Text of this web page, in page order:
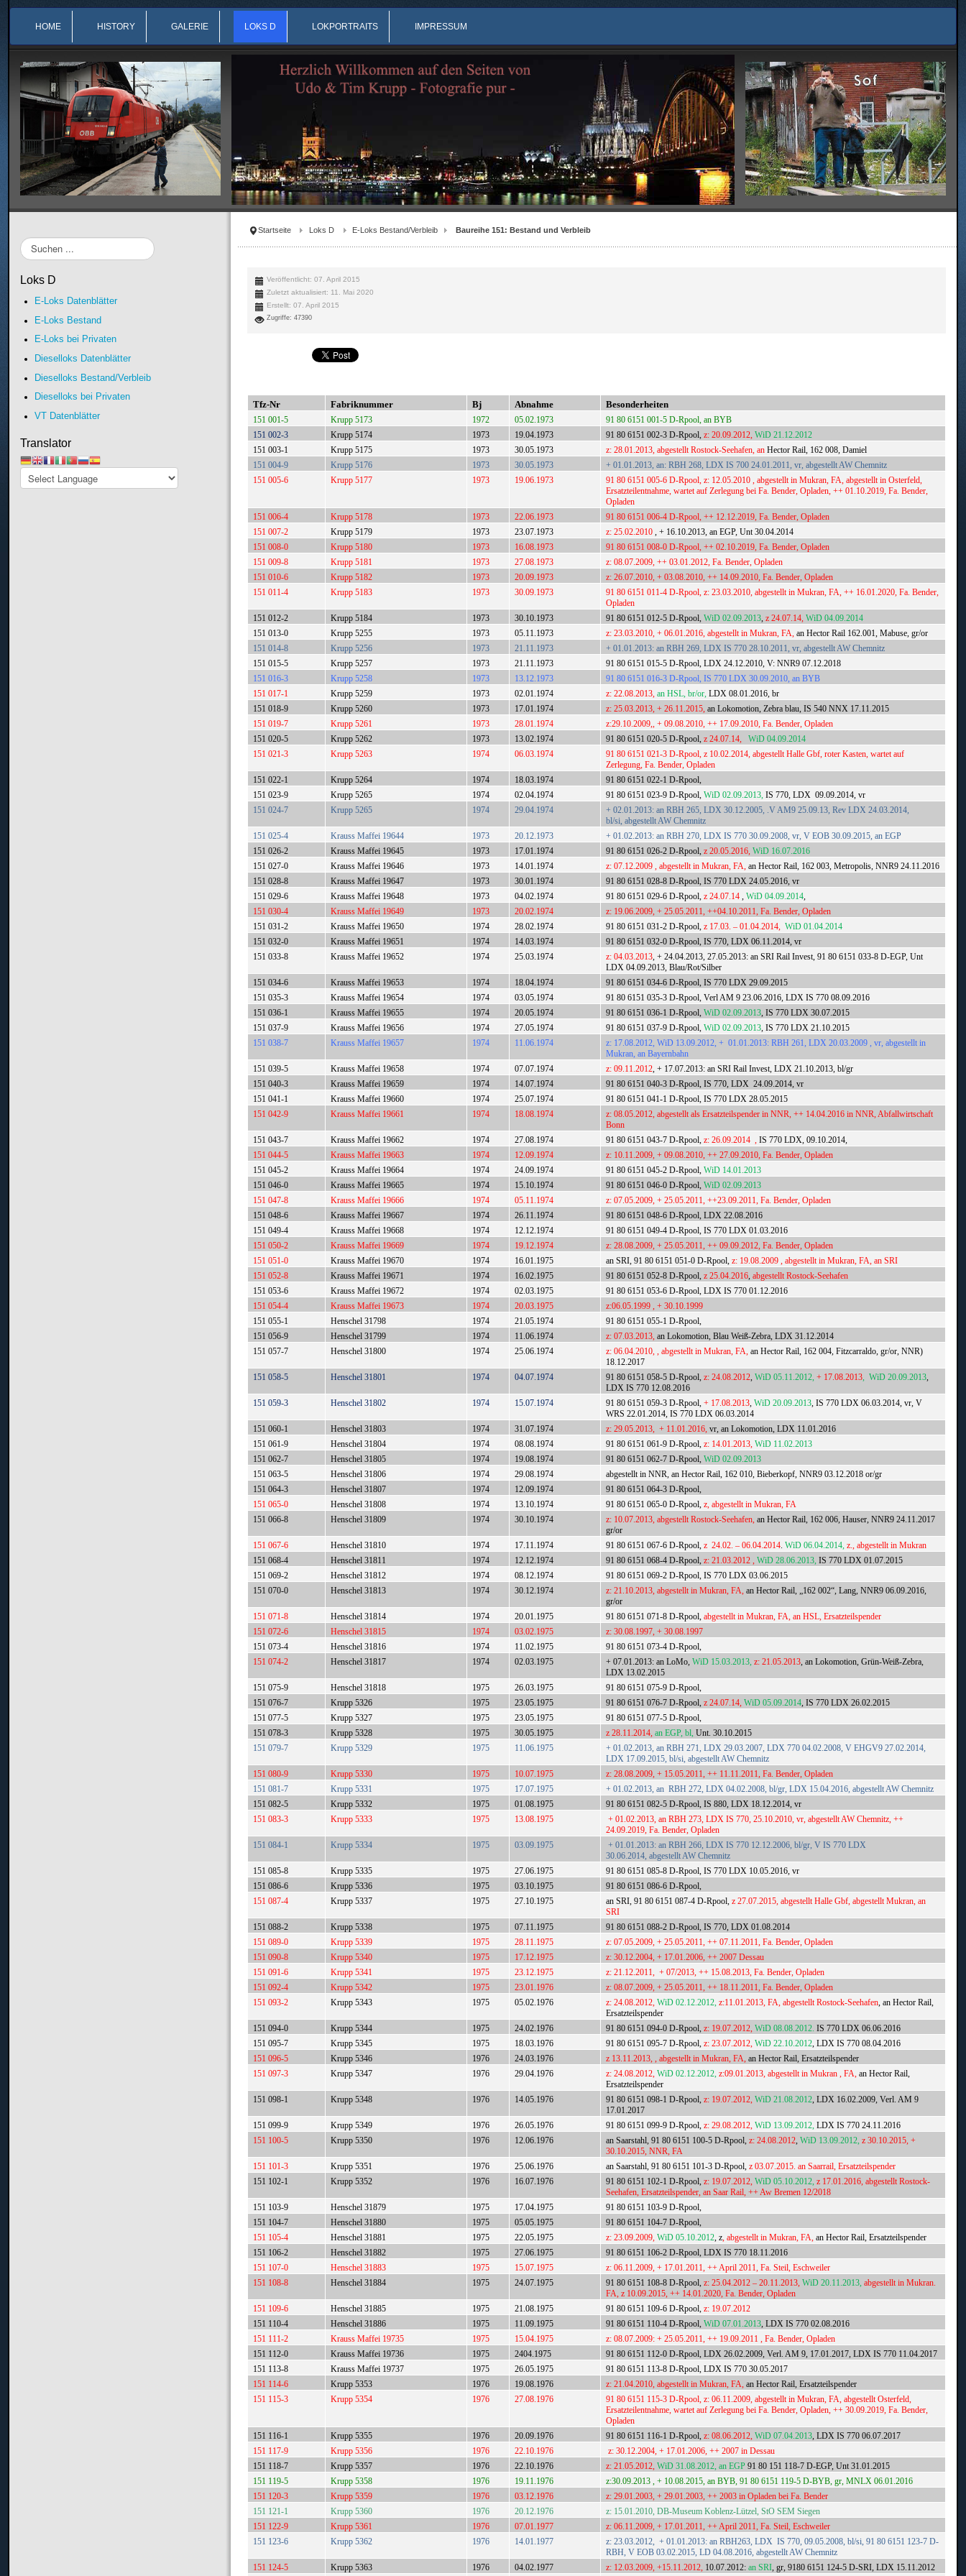
HOME HISTORY GALERIE LOKS D LOKPORTRAITS IMPRESSUM
Startseite Loks D E-Loks Bestand/Verbleib Baureihe 151: Bestand und Verbleib
Veröffentlicht: 07. April 2015
Zuletzt aktualisiert: 11. Mai 2020
Erstellt: 07. April 2015
Zugriffe: 47390
Tfz-Nr Fabriknummer Bj Abnahme Besonderheiten
151 001-5 Krupp 5173 1972 05.02.1973
91 80 6151 001-5 D-Rpool, an BYB
151 002-3
Krupp 5174 1973 19.04.1973 91 80 6151 002-3 D-Rpool, z: 20.09.2012,WiD 21.12.2012
151 003-1
Krupp 5175 1973 30.05.1973 z: 28.01.2013, abgestellt Rostock-Seehafen, anHector Rail, 162 008, Damiel
151 004-9
Krupp 5176 1973 30.05.1973
+ 01.01.2013, an: RBH 268, LDX IS 700 24.01.2011, vr, abgestellt AW Chemnitz
151 005-6
Krupp 5177 1973 19.06.1973
91 80 6151 005-6 D-Rpool, z: 12.05.2010 , abgestellt in Mukran, FA, abgestellt in Osterfeld,
Ersatzteilentnahme, wartet auf Zerlegung bei Fa. Bender, Opladen, ++ 01.10.2019, Fa. Bender,
Opladen
151 006-4
Krupp 5178 1973 22.06.1973
91 80 6151 006-4 D-Rpool, ++ 12.12.2019, Fa. Bender, Opladen
151 007-2
Krupp 5179 1973 23.07.1973 z: 25.02.2010, + 16.10.2013, an EGP, Unt 30.04.2014
151 008-0
Krupp 5180 1973 16.08.1973
91 80 6151 008-0 D-Rpool, ++ 02.10.2019, Fa. Bender, Opladen
151 009-8
Krupp 5181 1973 27.08.1973
z: 08.07.2009, ++ 03.01.2012, Fa. Bender, Opladen
151 010-6
Krupp 5182 1973 20.09.1973
z: 26.07.2010, + 03.08.2010, ++ 14.09.2010, Fa. Bender, Opladen
151 011-4
Krupp 5183 1973 30.09.1973
91 80 6151 011-4 D-Rpool, z: 23.03.2010, abgestellt in Mukran, FA, ++ 16.01.2020, Fa. Bender,
Opladen
151 012-2
Krupp 5184 1973 30.10.1973 91 80 6151 012-5 D-Rpool,WiD 02.09.2013,z 24.07.14,WiD 04.09.2014
151 013-0
Krupp 5255 1973 05.11.1973 z: 23.03.2010, + 06.01.2016, abgestellt in Mukran, FA,an Hector Rail 162.001, Mabuse, gr/or
151 014-8
Krupp 5256 1973 21.11.1973
+ 01.01.2013: an RBH 269, LDX IS 770 28.10.2011, vr, abgestellt AW Chemnitz
151 015-5
Krupp 5257 1973 21.11.1973
91 80 6151 015-5 D-Rpool, LDX 24.12.2010, V: NNR9 07.12.2018
151 016-3
Krupp 5258 1973 13.12.1973
91 80 6151 016-3 D-Rpool, IS 770 LDX 30.09.2010, an BYB
151 017-1
Krupp 5259 1973 02.01.1974 z: 22.08.2013,an HSL, br/or,LDX 08.01.2016, br
151 018-9
Krupp 5260 1973 17.01.1974 z: 25.03.2013, + 26.11.2015,an Lokomotion, Zebra blau, IS 540 NNX 17.11.2015
151 019-7
Krupp 5261 1973 28.01.1974
z:29.10.2009,, + 09.08.2010, ++ 17.09.2010, Fa. Bender, Opladen
151 020-5
Krupp 5262 1973 13.02.1974 91 80 6151 020-5 D-Rpool, z 24.07.14,
WiD 04.09.2014
151 021-3
Krupp 5263 1974 06.03.1974
91 80 6151 021-3 D-Rpool, z 10.02.2014, abgestellt Halle Gbf, roter Kasten, wartet auf
Zerlegung, Fa. Bender, Opladen
151 022-1
Krupp 5264 1974 18.03.1974
91 80 6151 022-1 D-Rpool,
151 023-9
Krupp 5265 1974 02.04.1974 91 80 6151 023-9 D-Rpool,WiD 02.09.2013,IS 770, LDX 09.09.2014, vr
151 024-7
Krupp 5265 1974 29.04.1974
+ 02.01.2013: an RBH 265, LDX 30.12.2005, .V AM9 25.09.13, Rev LDX 24.03.2014,
bl/si, abgestellt AW Chemnitz
151 025-4
Krauss Maffei 19644 1973 20.12.1973
+ 01.02.2013: an RBH 270, LDX IS 770 30.09.2008, vr, V EOB 30.09.2015, an EGP
151 026-2
Krauss Maffei 19645 1973 17.01.1974 91 80 6151 026-2 D-Rpool, z 20.05.2016,WiD 16.07.2016
151 027-0
Krauss Maffei 19646 1973 14.01.1974 z: 07.12.2009 , abgestellt in Mukran, FA,an Hector Rail, 162 003, Metropolis, NNR9 24.11.2016
151 028-8
Krauss Maffei 19647 1973 30.01.1974
91 80 6151 028-8 D-Rpool, IS 770 LDX 24.05.2016, vr
151 029-6
Krauss Maffei 19648 1973 04.02.1974 91 80 6151 029-6 D-Rpool, z 24.07.14 ,WiD 04.09.2014,
151 030-4
Krauss Maffei 19649 1973 20.02.1974
z: 19.06.2009, + 25.05.2011, ++04.10.2011, Fa. Bender, Opladen
151 031-2
Krauss Maffei 19650 1974 28.02.1974 91 80 6151 031-2 D-Rpool, z 17.03. – 01.04.2014, WiD 01.04.2014
151 032-0
Krauss Maffei 19651 1974 14.03.1974
91 80 6151 032-0 D-Rpool, IS 770, LDX 06.11.2014, vr
151 033-8
Krauss Maffei 19652 1974 25.03.1974 z: 04.03.2013, + 24.04.2013, 27.05.2013: an SRI Rail Invest, 91 80 6151 033-8 D-EGP, Unt
LDX 04.09.2013, Blau/Rot/Silber
151 034-6
Krauss Maffei 19653 1974 18.04.1974
91 80 6151 034-6 D-Rpool, IS 770 LDX 29.09.2015
151 035-3
Krauss Maffei 19654 1974 03.05.1974
91 80 6151 035-3 D-Rpool, Verl AM 9 23.06.2016, LDX IS 770 08.09.2016
151 036-1
Krauss Maffei 19655 1974 20.05.1974 91 80 6151 036-1 D-Rpool,WiD 02.09.2013, IS 770 LDX 30.07.2015
151 037-9
Krauss Maffei 19656 1974 27.05.1974 91 80 6151 037-9 D-Rpool,WiD 02.09.2013, IS 770 LDX 21.10.2015
151 038-7
Krauss Maffei 19657 1974 11.06.1974 z: 17.08.2012,WiD 13.09.2012,+ 01.01.2013: RBH 261, LDX 20.03.2009 , vr, abgestellt in
Mukran, an Bayernbahn
151 039-5
Krauss Maffei 19658 1974 07.07.1974 z: 09.11.2012, + 17.07.2013: an SRI Rail Invest, LDX 21.10.2013, bl/gr
151 040-3
Krauss Maffei 19659 1974 14.07.1974
91 80 6151 040-3 D-Rpool, IS 770, LDX 24.09.2014, vr
151 041-1
Krauss Maffei 19660 1974 25.07.1974
91 80 6151 041-1 D-Rpool, IS 770 LDX 28.05.2015
151 042-9
Krauss Maffei 19661 1974 18.08.1974
z: 08.05.2012, abgestellt als Ersatzteilspender in NNR, ++ 14.04.2016 in NNR, Abfallwirtschaft
Bonn
151 043-7
Krauss Maffei 19662 1974 27.08.1974 91 80 6151 043-7 D-Rpool, z: 26.09.2014 ,IS 770 LDX, 09.10.2014,
151 044-5
Krauss Maffei 19663 1974 12.09.1974
z: 10.11.2009, + 09.08.2010, ++ 27.09.2010, Fa. Bender, Opladen
151 045-2
Krauss Maffei 19664 1974 24.09.1974 91 80 6151 045-2 D-Rpool,WiD 14.01.2013
151 046-0
Krauss Maffei 19665 1974 15.10.1974 91 80 6151 046-0 D-Rpool,WiD 02.09.2013
151 047-8
Krauss Maffei 19666 1974 05.11.1974
z: 07.05.2009, + 25.05.2011, ++23.09.2011, Fa. Bender, Opladen
151 048-6
Krauss Maffei 19667 1974 26.11.1974
91 80 6151 048-6 D-Rpool, LDX 22.08.2016
151 049-4
Krauss Maffei 19668 1974 12.12.1974
91 80 6151 049-4 D-Rpool, IS 770 LDX 01.03.2016
151 050-2
Krauss Maffei 19669 1974 19.12.1974
z: 28.08.2009, + 25.05.2011, ++ 09.09.2012, Fa. Bender, Opladen
151 051-0
Krauss Maffei 19670 1974 16.01.1975 an SRI, 91 80 6151 051-0 D-Rpool, z: 19.08.2009 , abgestellt in Mukran, FA, an SRI
151 052-8
Krauss Maffei 19671 1974 16.02.1975 91 80 6151 052-8 D-Rpool, z 25.04.2016,abgestellt Rostock-Seehafen
151 053-6
Krauss Maffei 19672 1974 02.03.1975
91 80 6151 053-6 D-Rpool, LDX IS 770 01.12.2016
151 054-4
Krauss Maffei 19673 1974 20.03.1975
z:06.05.1999 , + 30.10.1999
151 055-1
Henschel 31798 1974 21.05.1974
91 80 6151 055-1 D-Rpool,
151 056-9
Henschel 31799 1974 11.06.1974 z: 07.03.2013,an Lokomotion, Blau Weiß-Zebra, LDX 31.12.2014
151 057-7
Henschel 31800 1974 25.06.1974 z: 06.04.2010, , abgestellt in Mukran, FA,an Hector Rail, 162 004, Fitzcarraldo, gr/or, NNR)
18.12.2017
151 058-5
Henschel 31801 1974 04.07.1974 91 80 6151 058-5 D-Rpool, z: 24.08.2012,WiD 05.11.2012,+ 17.08.2013, WiD 20.09.2013,
LDX IS 770 12.08.2016
151 059-3
Henschel 31802 1974 15.07.1974 91 80 6151 059-3 D-Rpool, + 17.08.2013,WiD 20.09.2013, IS 770 LDX 06.03.2014, vr, V
WRS 22.01.2014, IS 770 LDX 06.03.2014
151 060-1
Henschel 31803 1974 31.07.1974 z: 29.05.2013, + 11.01.2016,vr, an Lokomotion, LDX 11.01.2016
151 061-9
Henschel 31804 1974 08.08.1974 91 80 6151 061-9 D-Rpool, z: 14.01.2013,WiD 11.02.2013
151 062-7
Henschel 31805 1974 19.08.1974 91 80 6151 062-7 D-Rpool,WiD 02.09.2013
151 063-5
Henschel 31806 1974 29.08.1974
abgestellt in NNR, an Hector Rail, 162 010, Bieberkopf, NNR9 03.12.2018 or/gr
151 064-3
Henschel 31807 1974 12.09.1974
91 80 6151 064-3 D-Rpool,
151 065-0
Henschel 31808 1974 13.10.1974 91 80 6151 065-0 D-Rpool, z, abgestellt in Mukran, FA
151 066-8
Henschel 31809 1974 30.10.1974 z: 10.07.2013, abgestellt Rostock-Seehafen,an Hector Rail, 162 006, Hauser, NNR9 24.11.2017
gr/or
151 067-6
Henschel 31810 1974 17.11.1974 91 80 6151 067-6 D-Rpool, z 24.02. – 06.04.2014.WiD 06.04.2014,z., abgestellt in Mukran
151 068-4
Henschel 31811 1974 12.12.1974 91 80 6151 068-4 D-Rpool, z: 21.03.2012 ,WiD 28.06.2013,IS 770 LDX 01.07.2015
151 069-2
Henschel 31812 1974 08.12.1974
91 80 6151 069-2 D-Rpool, IS 770 LDX 03.06.2015
151 070-0
Henschel 31813 1974 30.12.1974 z: 21.10.2013, abgestellt in Mukran, FA,an Hector Rail, „162 002“, Lang, NNR9 06.09.2016,
gr/or
151 071-8
Henschel 31814 1974 20.01.1975 91 80 6151 071-8 D-Rpool, abgestellt in Mukran, FA, an HSL, Ersatzteilspender
151 072-6
Henschel 31815 1974 03.02.1975
z: 30.08.1997, + 30.08.1997
151 073-4
Henschel 31816 1974 11.02.1975
91 80 6151 073-4 D-Rpool,
151 074-2
Henschel 31817 1974 02.03.1975 + 07.01.2013: an LoMo,WiD 15.03.2013,z: 21.05.2013, an Lokomotion, Grün-Weiß-Zebra,
LDX 13.02.2015
151 075-9
Henschel 31818 1975 26.03.1975
91 80 6151 075-9 D-Rpool,
151 076-7
Krupp 5326 1975 23.05.1975 91 80 6151 076-7 D-Rpool, z 24.07.14,WiD 05.09.2014, IS 770 LDX 26.02.2015
151 077-5
Krupp 5327 1975 23.05.1975
91 80 6151 077-5 D-Rpool,
151 078-3
Krupp 5328 1975 30.05.1975 z 28.11.2014,an EGP, bl,Unt. 30.10.2015
151 079-7
Krupp 5329 1975 11.06.1975
+ 01.02.2013, an RBH 271, LDX 29.03.2007, LDX 770 04.02.2008, V EHGV9 27.02.2014,
LDX 17.09.2015, bl/si, abgestellt AW Chemnitz
151 080-9
Krupp 5330 1975 10.07.1975
z: 28.08.2009, + 15.05.2011, ++ 11.11.2011, Fa. Bender, Opladen
151 081-7
Krupp 5331 1975 17.07.1975
+ 01.02.2013, an RBH 272, LDX 04.02.2008, bl/gr, LDX 15.04.2016, abgestellt AW Chemnitz
151 082-5
Krupp 5332 1975 01.08.1975
91 80 6151 082-5 D-Rpool, IS 880, LDX 18.12.2014, vr
151 083-3
Krupp 5333 1975 13.08.1975
+ 01.02.2013, an RBH 273, LDX IS 770, 25.10.2010, vr, abgestellt AW Chemnitz, ++
24.09.2019, Fa. Bender, Opladen
151 084-1
Krupp 5334 1975 03.09.1975
+ 01.01.2013: an RBH 266, LDX IS 770 12.12.2006, bl/gr, V IS 770 LDX
30.06.2014, abgestellt AW Chemnitz
151 085-8
Krupp 5335 1975 27.06.1975
91 80 6151 085-8 D-Rpool, IS 770 LDX 10.05.2016, vr
151 086-6
Krupp 5336 1975 03.10.1975
91 80 6151 086-6 D-Rpool,
151 087-4
Krupp 5337 1975 27.10.1975 an SRI, 91 80 6151 087-4 D-Rpool, z 27.07.2015, abgestellt Halle Gbf, abgestellt Mukran, an
SRI
151 088-2
Krupp 5338 1975 07.11.1975
91 80 6151 088-2 D-Rpool, IS 770, LDX 01.08.2014
151 089-0
Krupp 5339 1975 28.11.1975
z: 07.05.2009, + 25.05.2011, ++ 07.11.2011, Fa. Bender, Opladen
151 090-8
Krupp 5340 1975 17.12.1975
z: 30.12.2004, + 17.01.2006, ++ 2007 Dessau
151 091-6
Krupp 5341 1975 23.12.1975
z: 21.12.2011, + 07/2013, ++ 15.08.2013, Fa. Bender, Opladen
151 092-4
Krupp 5342 1975 23.01.1976
z: 08.07.2009, + 25.05.2011, ++ 18.11.2011, Fa. Bender, Opladen
151 093-2
Krupp 5343 1975 05.02.1976 z: 24.08.2012,WiD 02.12.2012,z:11.01.2013, FA, abgestellt Rostock-Seehafen, an Hector Rail,
Ersatzteilspender
151 094-0
Krupp 5344 1975 24.02.1976 91 80 6151 094-0 D-Rpool, z: 19.07.2012,WiD 08.08.2012.IS 770 LDX 06.06.2016
151 095-7
Krupp 5345 1975 18.03.1976 91 80 6151 095-7 D-Rpool, z: 23.07.2012,WiD 22.10.2012, LDX IS 770 08.04.2016
151 096-5
Krupp 5346 1976 24.03.1976 z 13.11.2013, , abgestellt in Mukran, FA,an Hector Rail, Ersatzteilspender
151 097-3
Krupp 5347 1976 29.04.1976 z: 24.08.2012,WiD 02.12.2012,z:09.01.2013, abgestellt in Mukran , FA,an Hector Rail,
Ersatzteilspender
151 098-1
Krupp 5348 1976 14.05.1976 91 80 6151 098-1 D-Rpool, z: 19.07.2012,WiD 21.08.2012, LDX 16.02.2009, Verl. AM 9
17.01.2017
151 099-9
Krupp 5349 1976 26.05.1976 91 80 6151 099-9 D-Rpool, z: 29.08.2012,WiD 13.09.2012, LDX IS 770 24.11.2016
151 100-5
Krupp 5350 1976 12.06.1976 an Saarstahl, 91 80 6151 100-5 D-Rpool, z: 24.08.2012,WiD 13.09.2012,z 30.10.2015, +
30.10.2015, NNR, FA
151 101-3
Krupp 5351 1976 25.06.1976 an Saarstahl, 91 80 6151 101-3 D-Rpool, z 03.07.2015. an Saarrail, Ersatzteilspender
151 102-1
Krupp 5352 1976 16.07.1976 91 80 6151 102-1 D-Rpool, z: 19.07.2012,WiD 05.10.2012,z 17.01.2016, abgestellt Rostock-
Seehafen, Ersatzteilspender, an Saar Rail, ++ Aw Bremen 12/2018
151 103-9
Henschel 31879 1975 17.04.1975
91 80 6151 103-9 D-Rpool,
151 104-7
Henschel 31880 1975 05.05.1975
91 80 6151 104-7 D-Rpool,
151 105-4
Henschel 31881 1975 22.05.1975 z: 23.09.2009,WiD 05.10.2012, z, abgestellt in Mukran, FA,an Hector Rail, Ersatzteilspender
151 106-2
Henschel 31882 1975 27.06.1975
91 80 6151 106-2 D-Rpool, LDX IS 770 18.11.2016
151 107-0
Henschel 31883 1975 15.07.1975
z: 06.11.2009, + 17.01.2011, ++ April 2011, Fa. Steil, Eschweiler
151 108-8
Henschel 31884 1975 24.07.1975 91 80 6151 108-8 D-Rpool, z: 25.04.2012 – 20.11.2013,WiD 20.11.2013,abgestellt in Mukran.
FA, z 10.09.2015, ++ 14.01.2020, Fa. Bender, Opladen
151 109-6
Henschel 31885 1975 21.08.1975 91 80 6151 109-6 D-Rpool, z: 19.07.2012
151 110-4
Henschel 31886 1975 11.09.1975 91 80 6151 110-4 D-Rpool,WiD 07.01.2013, LDX IS 770 02.08.2016
151 111-2
Krauss Maffei 19735 1975 15.04.1975
z: 08.07.2009: + 25.05.2011, ++ 19.09.2011 , Fa. Bender, Opladen
151 112-0
Krauss Maffei 19736 1975 2404.1975
91 80 6151 112-0 D-Rpool, LDX 26.02.2009, Verl. AM 9, 17.01.2017, LDX IS 770 11.04.2017
151 113-8
Krauss Maffei 19737 1975 26.05.1975
91 80 6151 113-8 D-Rpool, LDX IS 770 30.05.2017
151 114-6
Krupp 5353 1976 19.08.1976 z: 21.04.2010, abgestellt in Mukran, FA,an Hector Rail, Ersatzteilspender
151 115-3
Krupp 5354 1976 27.08.1976
91 80 6151 115-3 D-Rpool, z: 06.11.2009, abgestellt in Mukran, FA, abgestellt Osterfeld,
Ersatzteilentnahme, wartet auf Zerlegung bei Fa. Bender, Opladen, ++ 30.09.2019, Fa. Bender,
Opladen
151 116-1
Krupp 5355 1976 20.09.1976 91 80 6151 116-1 D-Rpool, z: 08.06.2012,WiD 07.04.2013, LDX IS 770 06.07.2017
151 117-9
Krupp 5356 1976 22.10.1976
z: 30.12.2004, + 17.01.2006, ++ 2007 in Dessau
151 118-7
Krupp 5357 1976 22.10.1976 z: 21.05.2012,WiD 31.08.2012, an EGP 91 80 151 118-7 D-EGP, Unt 31.01.2015
151 119-5
Krupp 5358 1976 19.11.1976 z:30.09.2013 , + 10.08.2015,an BYB,91 80 6151 119-5 D-BYB, gr, MNLX 06.01.2016
151 120-3
Krupp 5359 1976 03.12.1976
z: 29.01.2003, + 29.01.2003, ++ 2003 in Opladen bei Fa. Bender
151 121-1
Krupp 5360 1976 20.12.1976
z: 15.01.2010, DB-Museum Koblenz-Lützel, StO SEM Siegen
151 122-9
Krupp 5361 1976 07.01.1977
z: 06.11.2009, + 17.01.2011, ++ April 2011, Fa. Steil, Eschweiler
151 123-6
Krupp 5362 1976 14.01.1977
z: 23.03.2012, + 01.01.2013: an RBH263, LDX IS 770, 09.05.2008, bl/si, 91 80 6151 123-7 D-
RBH, V EOB 03.02.2015, LD 04.08.2016, abgestellt AW Chemnitz
151 124-5
Krupp 5363 1976 04.02.1977 z: 12.03.2009, +15.11.2012, 10.07.2012:an SRI, gr, 9180 6151 124-5 D-SRI, LDX 15.11.2012
Suchen
...
Loks D
E-Loks Datenblätter
E-Loks Bestand
E-Loks bei Privaten
Dieselloks Datenblätter
Dieselloks Bestand/Verbleib
Dieselloks bei Privaten
VT Datenblätter
Translator